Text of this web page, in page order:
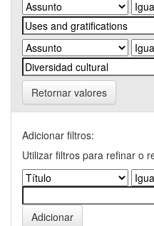
Retornar valores
Adicionar filtros:
Utilizar filtros para refinar o